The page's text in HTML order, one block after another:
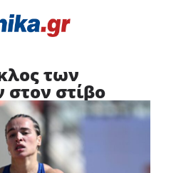
των
στίβο